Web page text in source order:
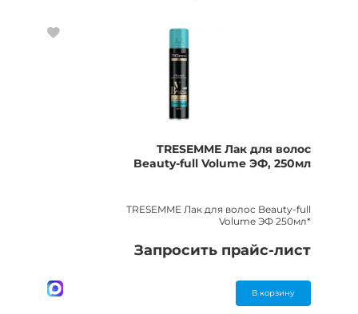
TRESEMME Лак для волос
Beauty-full Volume ЭФ, 250мл
TRESEMME Лак для волос Beauty-full
Volume ЭФ 250мл*
Запросить прайс-лист
В корзину